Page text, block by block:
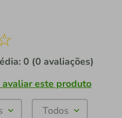
0 (0 avaliações)
avaliar este produto
Todos